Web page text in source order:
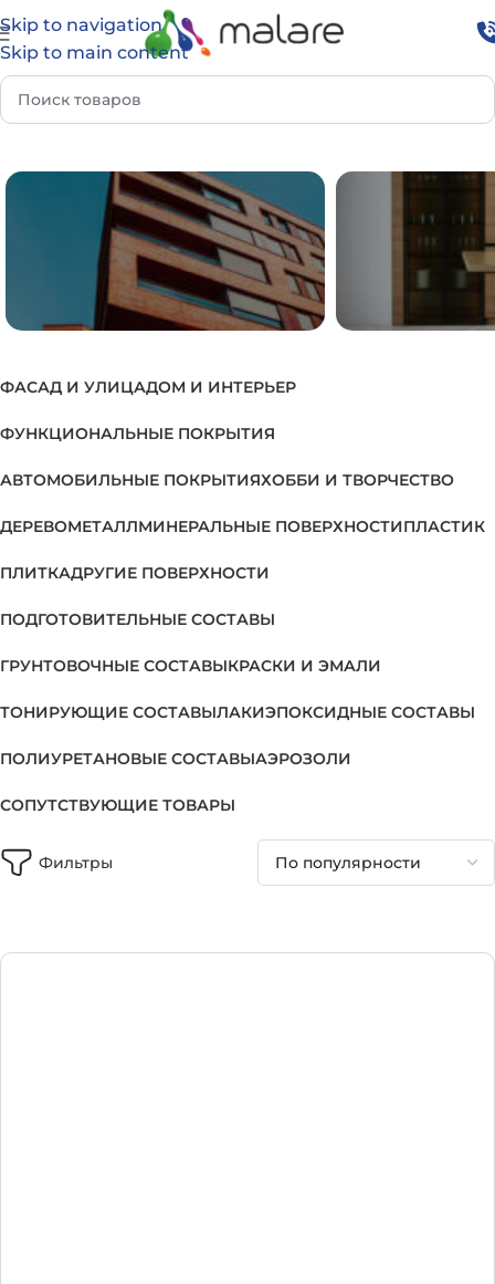
Skip to navigation
Skip to main content
Главная Товар Группа Эпоксидный лак по оргстеклу
ФАСАД И УЛИЦАДОМ И ИНТЕРЬЕР
ФУНКЦИОНАЛЬНЫЕ ПОКРЫТИЯ
АВТОМОБИЛЬНЫЕ ПОКРЫТИЯХОББИ И ТВОРЧЕСТВО
ДЕРЕВОМЕТАЛЛМИНЕРАЛЬНЫЕ ПОВЕРХНОСТИПЛАСТИК
ПЛИТКАДРУГИЕ ПОВЕРХНОСТИ
ПОДГОТОВИТЕЛЬНЫЕ СОСТАВЫ
ГРУНТОВОЧНЫЕ СОСТАВЫКРАСКИ И ЭМАЛИ
ТОНИРУЮЩИЕ СОСТАВЫЛАКИЭПОКСИДНЫЕ СОСТАВЫ
ПОЛИУРЕТАНОВЫЕ СОСТАВЫАЭРОЗОЛИ
СОПУТСТВУЮЩИЕ ТОВАРЫ
Фильтры